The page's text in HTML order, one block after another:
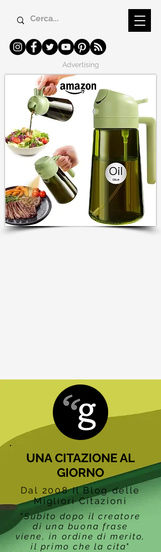
Advertising
UNA CITAZIONE AL
GIORNO
Dal 2008 Il Blog delle
Migliori Citazioni
"Subito dopo il creatore
di una buona frase
viene, in ordine di merito,
il primo che la cita"